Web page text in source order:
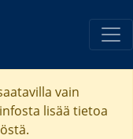
vain
infosta lisää tietoa